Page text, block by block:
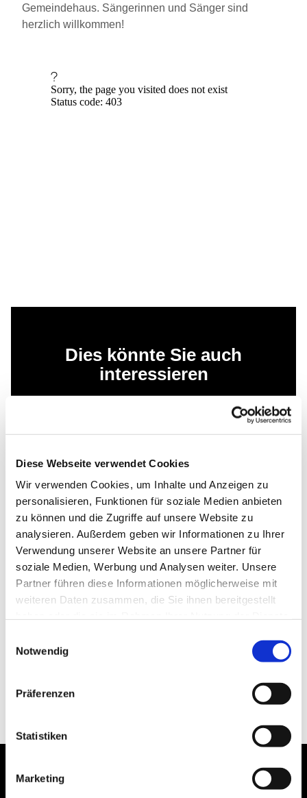
Diese Webseite verwendet Cookies
Wir verwenden Cookies, um Inhalte und Anzeigen zu
personalisieren, Funktionen für soziale Medien anbieten
zu können und die Zugriffe auf unsere Website zu
analysieren. Außerdem geben wir Informationen zu Ihrer
Verwendung unserer Website an unsere Partner für
soziale Medien, Werbung und Analysen weiter. Unsere
Partner führen diese Informationen möglicherweise mit
weiteren Daten zusammen, die Sie ihnen bereitgestellt
Notwendig
Präferenzen
Statistiken
Marketing
Gemeindehaus. Sängerinnen und Sänger sind
herzlich willkommen!
Dies könnte Sie auch
interessieren